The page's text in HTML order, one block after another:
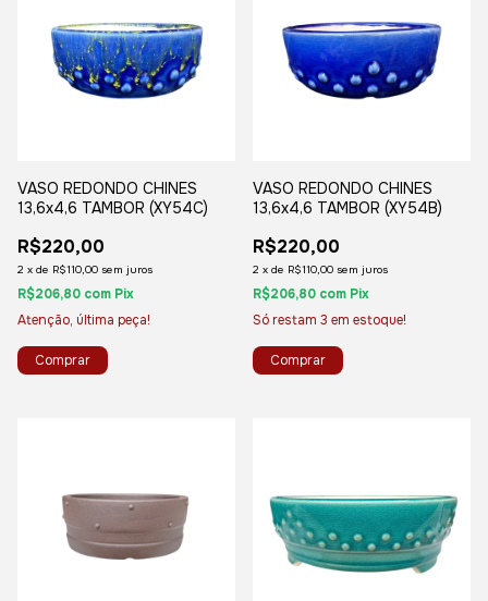
VASO REDONDO CHINES
13,6x4,6 TAMBOR (XY54C)
R$220,00
2 x de R$110,00 sem juros
R$206,80 com Pix
Atenção, última peça!
VASO REDONDO CHINES
13,6x4,6 TAMBOR (XY54B)
R$220,00
2 x de R$110,00 sem juros
R$206,80 com Pix
Só restam 3 em estoque!